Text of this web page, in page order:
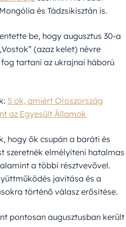
és Tádzsikisztán is.
be, hogy augusztus 30-a
(azaz kelet) névre
tartani az ukrajnai háború
5 ok, amiért Oroszország
az Egyesült Államok
hogy ők csupán a baráti és
szeretnék elmélyíteni hatalmas
a többi résztvevővel.
javítása és a
történő válasz erősítése.
pontosan augusztusban került